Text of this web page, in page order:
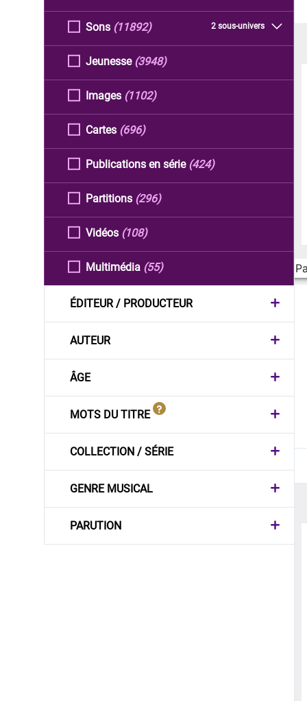
Sons 2 sous-univers
(11892)
Jeunesse (3948)
Images (1102)
Cartes (696)
Publications en série (424)
Partitions (296)
Vidéos (108)
Multimédia (55)
ÉDITEUR / PRODUCTEUR
AUTEUR
ÂGE
MOTS DU TITRE
COLLECTION / SÉRIE
GENRE MUSICAL
PARUTION